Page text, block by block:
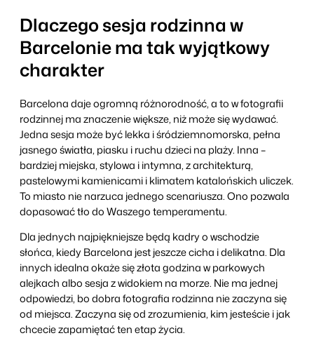
Dlaczego sesja rodzinna w
Barcelonie ma tak wyjątkowy
charakter
Barcelona daje ogromną różnorodność, a to w fotografii
rodzinnej ma znaczenie większe, niż może się wydawać.
Jedna sesja może być lekka i śródziemnomorska, pełna
jasnego światła, piasku i ruchu dzieci na plaży. Inna –
bardziej miejska, stylowa i intymna, z architekturą,
pastelowymi kamienicami i klimatem katalońskich uliczek.
To miasto nie narzuca jednego scenariusza. Ono pozwala
dopasować tło do Waszego temperamentu.
Dla jednych najpiękniejsze będą kadry o wschodzie
słońca, kiedy Barcelona jest jeszcze cicha i delikatna. Dla
innych idealna okaże się złota godzina w parkowych
alejkach albo sesja z widokiem na morze. Nie ma jednej
odpowiedzi, bo dobra fotografia rodzinna nie zaczyna się
od miejsca. Zaczyna się od zrozumienia, kim jesteście i jak
chcecie zapamiętać ten etap życia.